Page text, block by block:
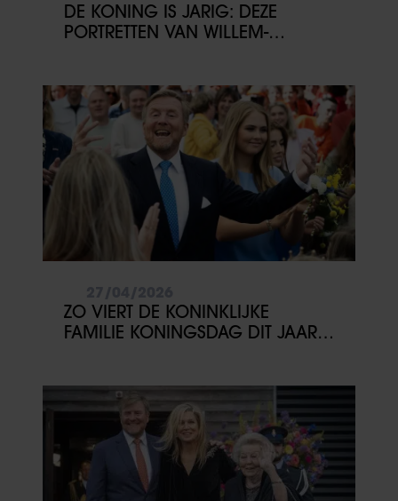
DE KONING IS JARIG: DEZE
PORTRETTEN VAN WILLEM-
ZO VIERT DE KONINKLIJKE
FAMILIE KONINGSDAG DIT JAAR